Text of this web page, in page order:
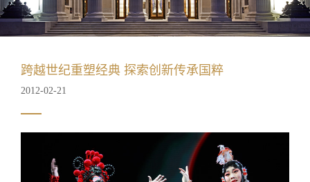
跨越世纪重塑经典 探索创新传承国粹
2012-02-21